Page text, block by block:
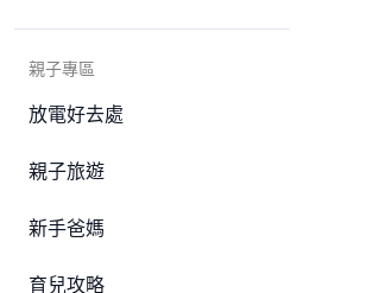
親子專區
放電好去處
親子旅遊
新手爸媽
育兒攻略